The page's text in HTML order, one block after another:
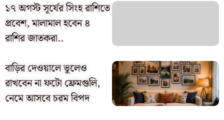
১৭ অগস্ট সূর্যের সিংহ রাশিতে
প্রবেশ, মালামাল হবেন ৪
রাশির জাতকরা..
বাড়ির দেওয়ালে ভুলেও
রাখবেন না ফটো ফ্রেমগুলি,
নেমে আসবে চরম বিপদ